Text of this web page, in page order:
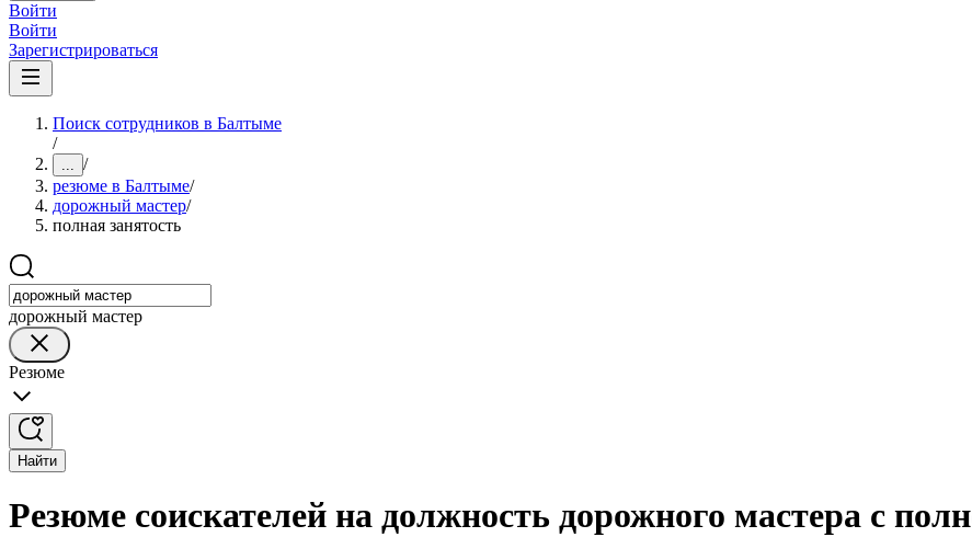
Войти
Войти
Зарегистрироваться
Поиск сотрудников в Балтыме
/
... /
резюме в Балтыме/
дорожный мастер/
полная занятость
дорожный мастер
Резюме
Найти
Резюме соискателей на должность дорожного мастера с